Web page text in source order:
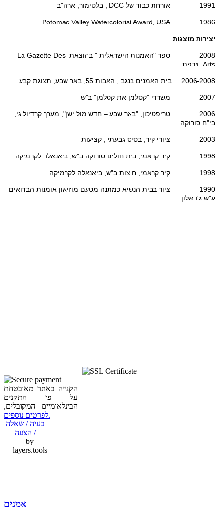
1991 אורחת כבוד של DCC , בלטימור, ארה"ב
1986 Potomac Valley Watercolorist Award, USA
יצירות מוצגות
2008 ספר "האמנות הישראלית " בהוצאת La Gazette Des
Arts צרפת
2006-2008 בית האמנים בנגב , האבות 55, באר שבע, תצוגת קבע
2007 משרדי "קסלמן את קסלמן" ב"ש
2006 טריפטיכון, "באר שבע – חדש מול ישן", מערך קרדיולוגי,
בי"ח סורוקה
2003 ציורי קיר, בסיס גבעתי , קציעות
1998 קיר קראמי, בית חולים סורוקה ב"ש, ביאנאלה לקרמיקה
1998 קיר קראמי, חוצות ב"ש, ביאנאלה לקרמיקה
1990 ציור בבית הנשיא כמתנה מטעם מוזיאון אומנות הבדואים
ע"ש ג'ו-אלון
הקנייה באתר מאובטחת
על פי התקנים
הבינלאומיים המקובלים,
לפרטים נוספים.
בעיה / שאלה
/ הצעה
by
layers.tools
אמנים